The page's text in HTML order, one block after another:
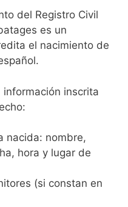
del Registro Civil
es un
el nacimiento de
inscrita
nacida: nombre,
hora y lugar de
(si constan en